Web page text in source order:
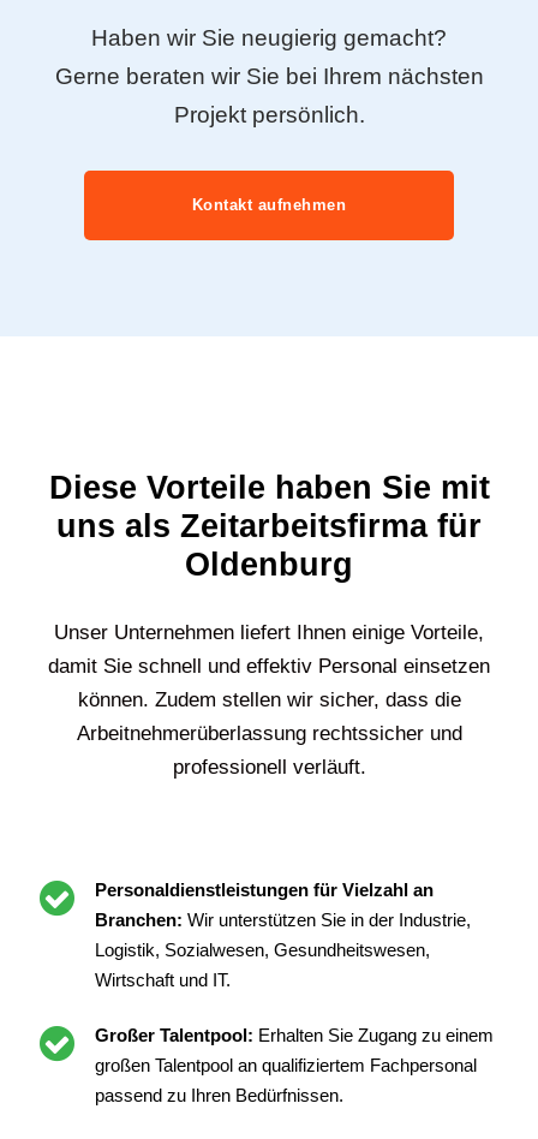
Haben wir Sie neugierig gemacht?
Gerne beraten wir Sie bei Ihrem nächsten
Projekt persönlich.
Kontakt aufnehmen
Diese Vorteile haben Sie mit
uns als Zeitarbeitsfirma für
Oldenburg
Unser Unternehmen liefert Ihnen einige Vorteile,
damit Sie schnell und effektiv Personal einsetzen
können. Zudem stellen wir sicher, dass die
Arbeitnehmerüberlassung rechtssicher und
professionell verläuft.
Personaldienstleistungen für Vielzahl an
Branchen: Wir unterstützen Sie in der Industrie,
Logistik, Sozialwesen, Gesundheitswesen,
Wirtschaft und IT.
Großer Talentpool: Erhalten Sie Zugang zu einem
großen Talentpool an qualifiziertem Fachpersonal
passend zu Ihren Bedürfnissen.